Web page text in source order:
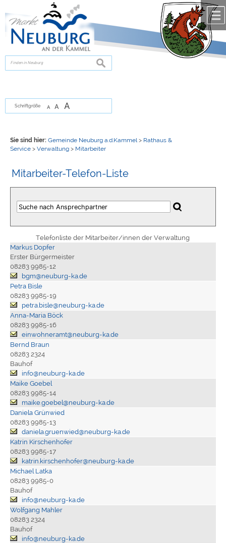
zur Navigationoder
springen.
suchen
Schriftgröße A A A
Sie sind hier: Gemeinde Neuburg a.d.Kammel > Rathaus &
Service> Verwaltung> Mitarbeiter
Mitarbeiter-Telefon-Liste
Telefonliste der Mitarbeiter/innen der Verwaltung
Markus Dopfer
Erster Bürgermeister
08283 9985-12
bgm@neuburg-ka.de
Petra Bisle
08283 9985-19
petra.bisle@neuburg-ka.de
Anna-Maria Böck
08283 9985-16
einwohneramt@neuburg-ka.de
Bernd Braun
08283 2324
Bauhof
info@neuburg-ka.de
Maike Goebel
08283 9985-14
maike.goebel@neuburg-ka.de
Daniela Grünwied
08283 9985-13
daniela.gruenwied@neuburg-ka.de
Katrin Kirschenhofer
08283 9985-17
katrin.kirschenhofer@neuburg-ka.de
Michael Latka
08283 9985-0
Bauhof
info@neuburg-ka.de
Wolfgang Mahler
08283 2324
Bauhof
info@neuburg-ka.de